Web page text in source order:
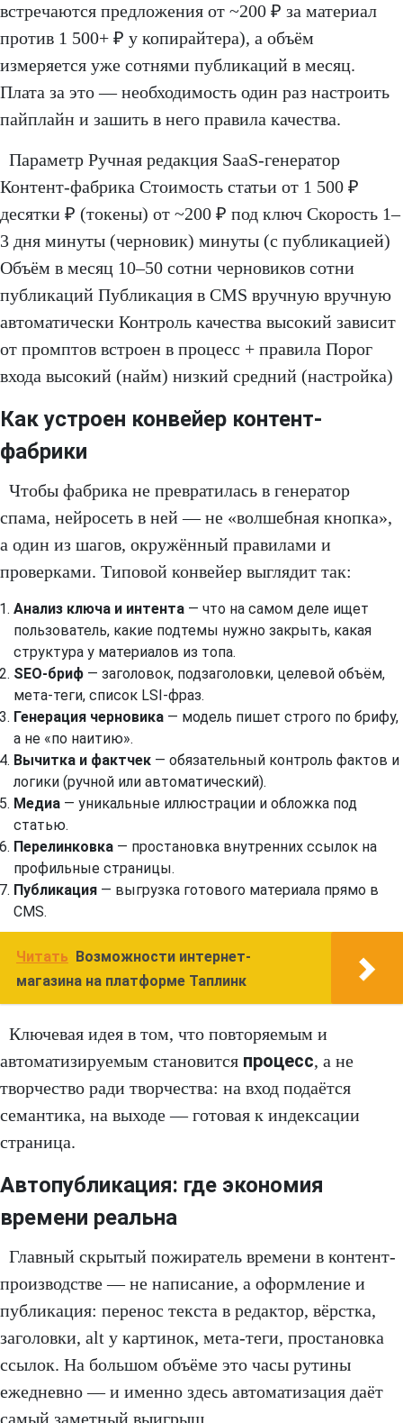
встречаются предложения от ~200 ₽ за материал
против 1 500+ ₽ у копирайтера), а объём
измеряется уже сотнями публикаций в месяц.
Плата за это — необходимость один раз настроить
пайплайн и зашить в него правила качества.
Параметр Ручная редакция SaaS-генератор
Контент-фабрика Стоимость статьи от 1 500 ₽
десятки ₽ (токены) от ~200 ₽ под ключ Скорость 1–
3 дня минуты (черновик) минуты (с публикацией)
Объём в месяц 10–50 сотни черновиков сотни
публикаций Публикация в CMS вручную вручную
автоматически Контроль качества высокий зависит
от промптов встроен в процесс + правила Порог
входа высокий (найм) низкий средний (настройка)
Как устроен конвейер контент-
фабрики
Чтобы фабрика не превратилась в генератор
спама, нейросеть в ней — не «волшебная кнопка»,
а один из шагов, окружённый правилами и
проверками. Типовой конвейер выглядит так:
Анализ ключа и интента — что на самом деле ищет
пользователь, какие подтемы нужно закрыть, какая
структура у материалов из топа.
SEO-бриф — заголовок, подзаголовки, целевой объём,
мета-теги, список LSI-фраз.
Генерация черновика — модель пишет строго по брифу,
а не «по наитию».
Вычитка и фактчек — обязательный контроль фактов и
логики (ручной или автоматический).
Медиа — уникальные иллюстрации и обложка под
статью.
Перелинковка — простановка внутренних ссылок на
профильные страницы.
Публикация — выгрузка готового материала прямо в
CMS.
Читать
Возможности интернет-
магазина на платформе Таплинк
Ключевая идея в том, что повторяемым и
автоматизируемым становится процесс, а не
творчество ради творчества: на вход подаётся
семантика, на выходе — готовая к индексации
страница.
Автопубликация: где экономия
времени реальна
Главный скрытый пожиратель времени в контент-
производстве — не написание, а оформление и
публикация: перенос текста в редактор, вёрстка,
заголовки, alt у картинок, мета-теги, простановка
ссылок. На большом объёме это часы рутины
ежедневно — и именно здесь автоматизация даёт
самый заметный выигрыш.